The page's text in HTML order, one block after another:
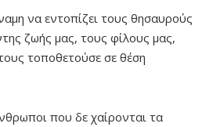
να εντοπίζει τους θησαυρούς
ζωής μας, τους φίλους μας,
τοποθετούσε σε θέση
που δε χαίρονται τα